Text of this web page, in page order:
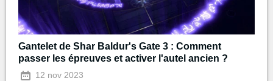
Gantelet de Shar Baldur's Gate 3 : Comment
passer les épreuves et activer l'autel ancien ?
12 nov 2023